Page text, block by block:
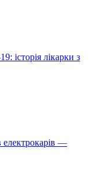
історія лікарки з
електрокарів —